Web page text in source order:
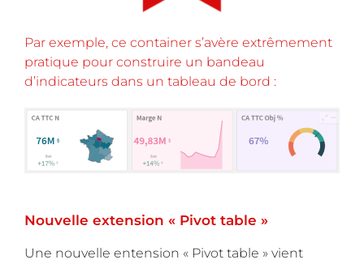
Par exemple, ce container s’avère extrêmement
pratique pour construire un bandeau
d’indicateurs dans un tableau de bord :
Nouvelle extension « Pivot table »
Une nouvelle entension « Pivot table » vient